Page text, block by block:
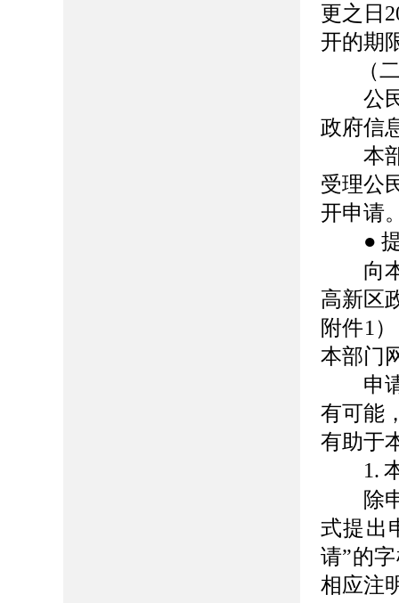
更之日
开的期
（
公民
政府信
本部
受理公
开申请
●
向本
高新区
附件1
本部门
申请
有可能
有助于
1.
除申
式提出
请”的
相应注